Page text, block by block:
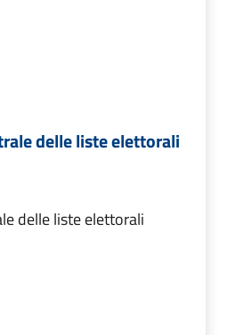
delle liste elettorali
delle liste elettorali